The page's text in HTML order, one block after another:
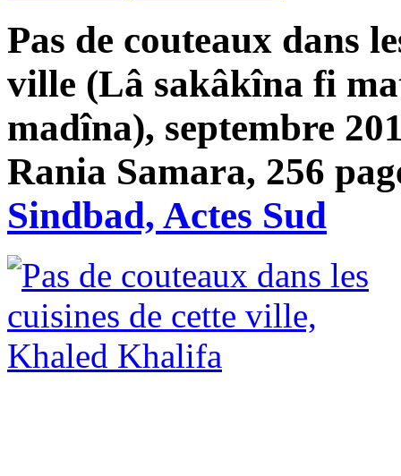
Pas de couteaux dans
ville (Lâ sakâkîna fi
madîna), septembre
Rania Samara, 256
Sindbad, Actes Sud